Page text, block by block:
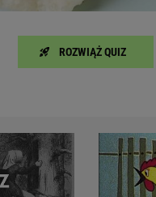
ROZWIĄŻ QUIZ